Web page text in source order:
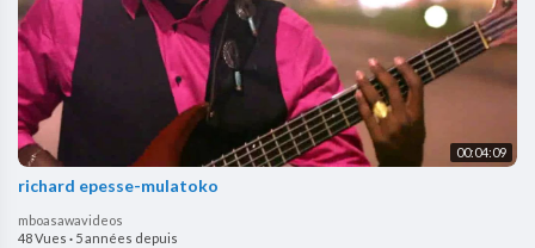
00:04:09
richard epesse-mulatoko
mboasawavideos
48 Vues · 5 années depuis